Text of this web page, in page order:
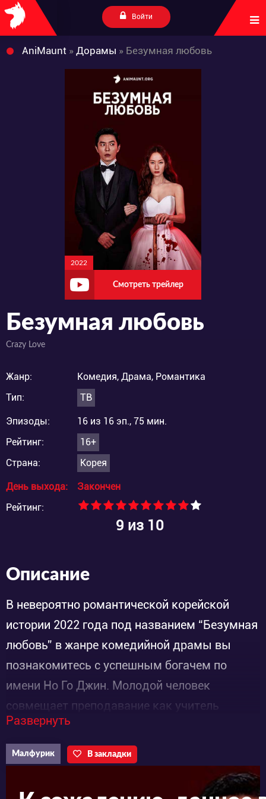
Войти
AniMaunt » Дорамы » Безумная любовь
2022
Смотреть трейлер
Безумная любовь
Crazy Love
Жанр:
Комедия, Драма, Романтика
Тип:
ТВ
Эпизоды:
16 из 16 эп., 75 мин.
Рейтинг:
16+
Страна:
Корея
День выхода:
Закончен
Рейтинг:
9 из 10
Описание
В невероятно романтической корейской
истории 2022 года под названием “Безумная
любовь” в жанре комедийной драмы вы
познакомитесь с успешным богачем по
имени Но Го Джин. Молодой человек
совмещает преподавание как учитель
математики в частной школе с должностью
генерального директора компании GOTOP
Education. В свое время мужчине удалось
получить только среднее образование, но
Развернуть
Малфурик В закладки